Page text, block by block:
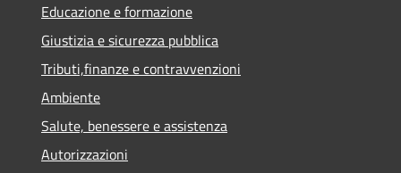
Educazione e formazione
Giustizia e sicurezza pubblica
Tributi,finanze e contravvenzioni
Ambiente
Salute, benessere e assistenza
Autorizzazioni